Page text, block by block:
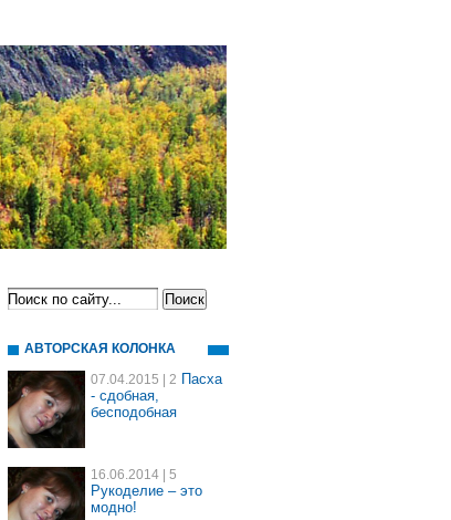
АВТОРСКАЯ КОЛОНКА
07.04.2015 | 2 Пасха
- сдобная,
бесподобная
16.06.2014 | 5
Рукоделие – это
модно!